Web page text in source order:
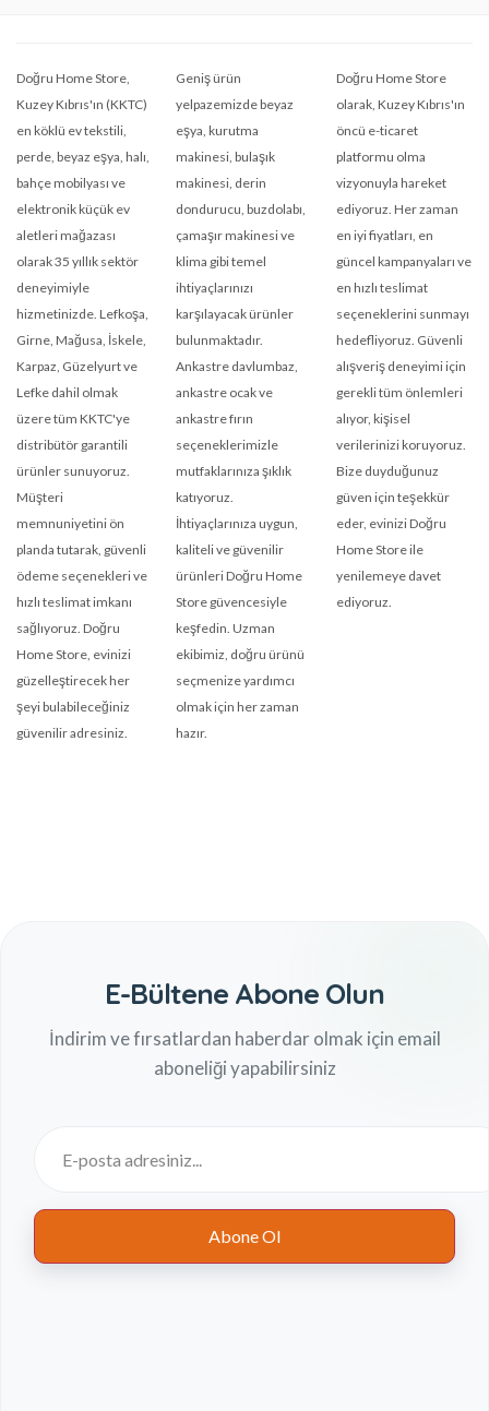
Doğru Home Store,
Kuzey Kıbrıs'ın (KKTC)
en köklü ev tekstili,
perde, beyaz eşya, halı,
bahçe mobilyası ve
elektronik küçük ev
aletleri mağazası
olarak 35 yıllık sektör
deneyimiyle
hizmetinizde. Lefkoşa,
Girne, Mağusa, İskele,
Karpaz, Güzelyurt ve
Lefke dahil olmak
üzere tüm KKTC'ye
distribütör garantili
ürünler sunuyoruz.
Müşteri
memnuniyetini ön
planda tutarak, güvenli
ödeme seçenekleri ve
hızlı teslimat imkanı
sağlıyoruz. Doğru
Home Store, evinizi
güzelleştirecek her
şeyi bulabileceğiniz
güvenilir adresiniz.
Geniş ürün
yelpazemizde beyaz
eşya, kurutma
makinesi, bulaşık
makinesi, derin
dondurucu, buzdolabı,
çamaşır makinesi ve
klima gibi temel
ihtiyaçlarınızı
karşılayacak ürünler
bulunmaktadır.
Ankastre davlumbaz,
ankastre ocak ve
ankastre fırın
seçeneklerimizle
mutfaklarınıza şıklık
katıyoruz.
İhtiyaçlarınıza uygun,
kaliteli ve güvenilir
ürünleri Doğru Home
Store güvencesiyle
keşfedin. Uzman
ekibimiz, doğru ürünü
seçmenize yardımcı
olmak için her zaman
hazır.
Doğru Home Store
olarak, Kuzey Kıbrıs'ın
öncü e-ticaret
platformu olma
vizyonuyla hareket
ediyoruz. Her zaman
en iyi fiyatları, en
güncel kampanyaları ve
en hızlı teslimat
seçeneklerini sunmayı
hedefliyoruz. Güvenli
alışveriş deneyimi için
gerekli tüm önlemleri
alıyor, kişisel
verilerinizi koruyoruz.
Bize duyduğunuz
güven için teşekkür
eder, evinizi Doğru
Home Store ile
yenilemeye davet
ediyoruz.
E-Bültene Abone Olun
İndirim ve fırsatlardan haberdar olmak için email
aboneliği yapabilirsiniz
Abone Ol